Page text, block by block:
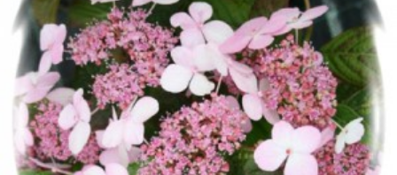
5 백합
6 어린모종 국화
7 조날
페츄니아